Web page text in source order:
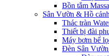
Bồn tắm
Sân Vườn & Hồ
Thác tràn
Thiết bị đài
Máy bơm bể
Đèn Sân